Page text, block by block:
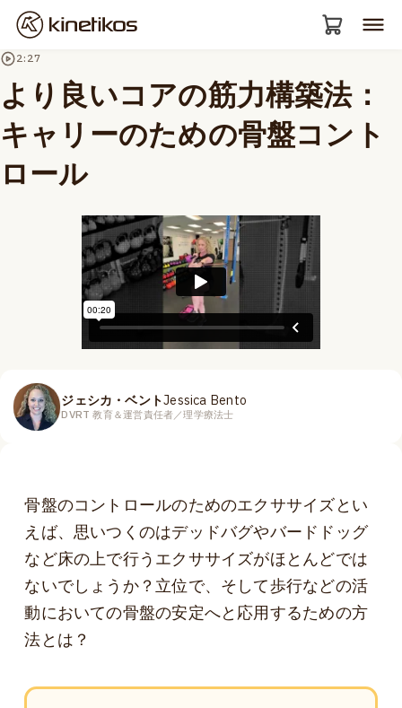
2:27
より良いコアの筋力構築法：
キャリーのための骨盤コント
ロール
ジェシカ・ベントJessica Bento
DVRT 教育＆運営責任者／理学療法士
骨盤のコントロールのためのエクササイズとい
えば、思いつくのはデッドバグやバードドッグ
など床の上で行うエクササイズがほとんどでは
ないでしょうか？立位で、そして歩行などの活
動においての骨盤の安定へと応用するための方
法とは？